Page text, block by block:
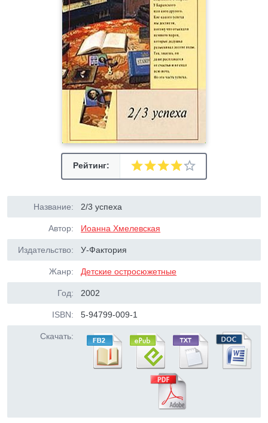
Рейтинг:
Название: 2/3 успеха
Автор: Иоанна Хмелевская
Издательство: У-Фактория
Жанр: Детские остросюжетные
Год: 2002
ISBN: 5-94799-009-1
Скачать: